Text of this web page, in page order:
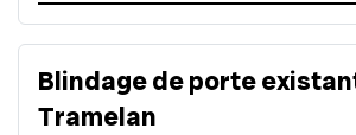
Blindage de porte
Tramelan